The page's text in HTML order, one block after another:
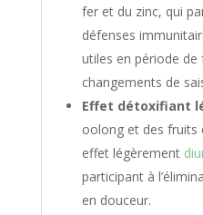
fer et du zinc, qui
défenses
utiles en période de
changements de
Effet détoxifiant
oolong et des fruits
effet légèrement
participant à
en douceur.